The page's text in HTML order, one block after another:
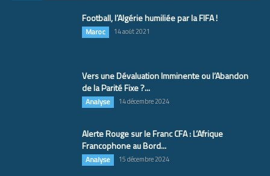
Football, l’Algérie humiliée par la FIFA !
Maroc 14 août 2021
Vers une Dévaluation Imminente ou l’Abandon
de la Parité Fixe ?...
Analyse 14 décembre 2024
Alerte Rouge sur le Franc CFA : L’Afrique
Francophone au Bord...
Analyse 15 décembre 2024